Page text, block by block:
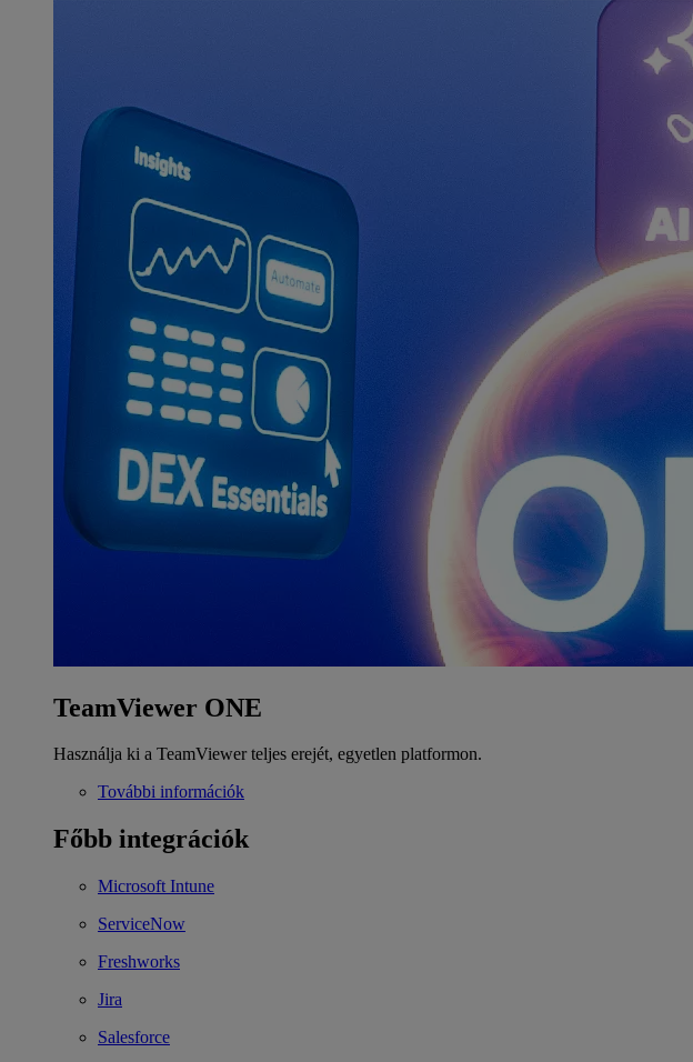
TeamViewer ONE
Használja ki a TeamViewer teljes erejét, egyetlen platformon.
További információk
Főbb integrációk
Microsoft Intune
ServiceNow
Freshworks
Jira
Salesforce